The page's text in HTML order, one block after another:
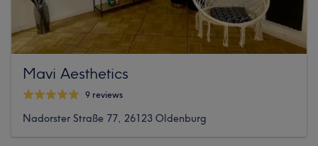
Mavi Aesthetics
9 reviews
Nadorster Straße 77, 26123 Oldenburg